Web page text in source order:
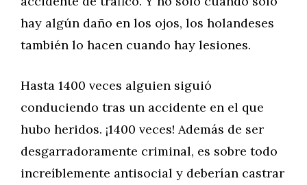
hay algún daño en los ojos, los holandeses
también lo hacen cuando hay lesiones.
Hasta 1400 veces alguien siguió
conduciendo tras un accidente en el que
hubo heridos. ¡1400 veces! Además de ser
desgarradoramente criminal, es sobre todo
increíblemente antisocial y deberían castrar